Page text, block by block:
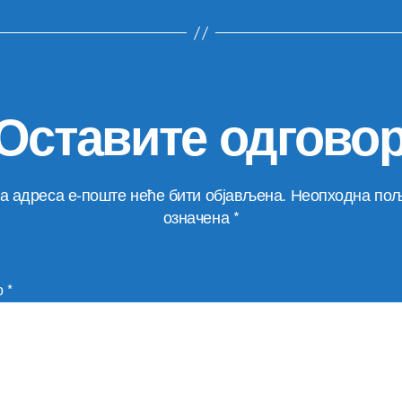
адреса е-поште неће бити објављена. Неопходна
означена *
*